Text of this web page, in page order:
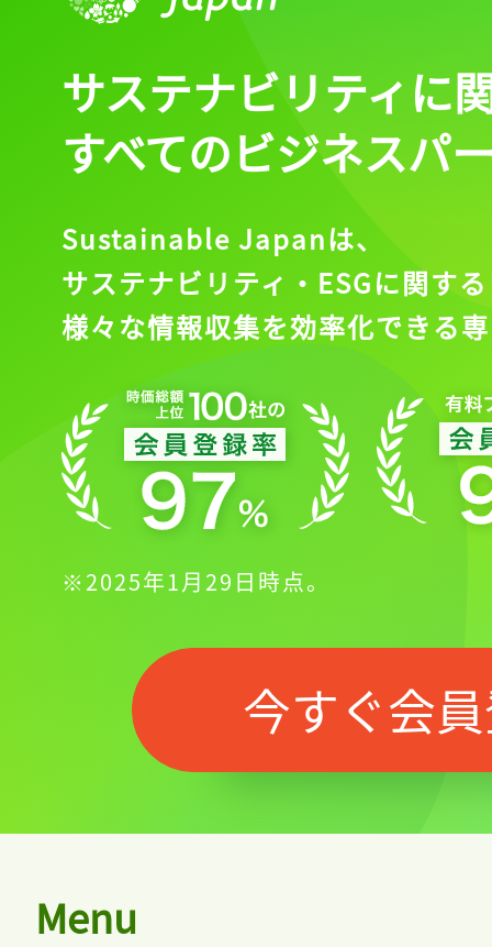
会員登録
サステナビリティに
すべてのビジネスパ
Sustainable Japanは、
サステナビリティ・ESGに関する
様々な情報収集を効率化できる
※2025年1月29日時点。
今すぐ会
Menu